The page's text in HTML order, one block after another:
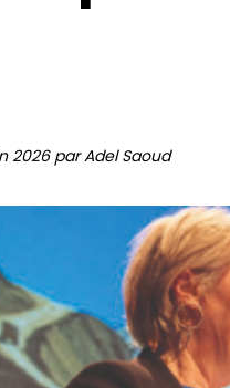
2026 par Adel Saoud